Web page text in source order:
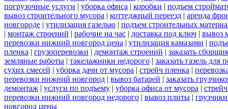
погрузочные услуги | уборка офиса | коробки | подъем
вывоз строительного мусора | коттеджный переезд | аренда
новгороде | утилизация газелью | подъем строительных
| монтаж строений | рабочие на час | доставка под ключ | вывоз
перевозки нижний новгород цена | утилизация камазами |
пленка | грузоперевозки | демонтаж строений | заказать
земляные работы | такелажники недорого | заказать газель
сухих смесей | уборка дачи от мусора | стрейч пленка |
перевозки нижний новгород | вывоз батарей | заказать
демонтаж | услуги по подъему | уборка офиса от мусора |
перевозки нижний новгород недорого | вывоз плиты |
новгород цены